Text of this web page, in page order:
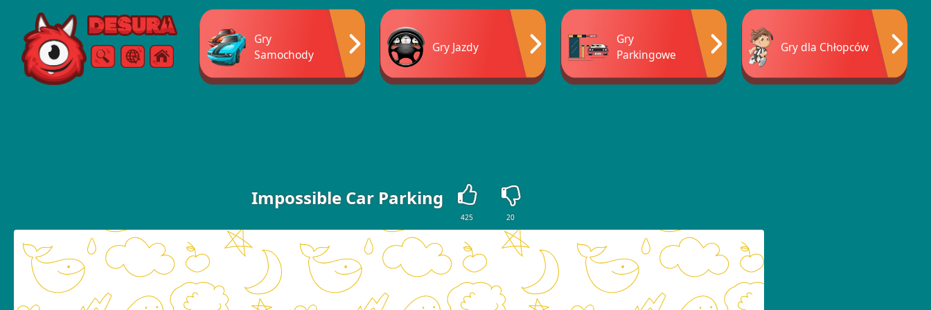
Free Online Games
SzukajMenu
Gry
Samochody
Gry Jazdy
Gry
Parkingowe
Gry dla Chłopców
Impossible Car Parking
425 20